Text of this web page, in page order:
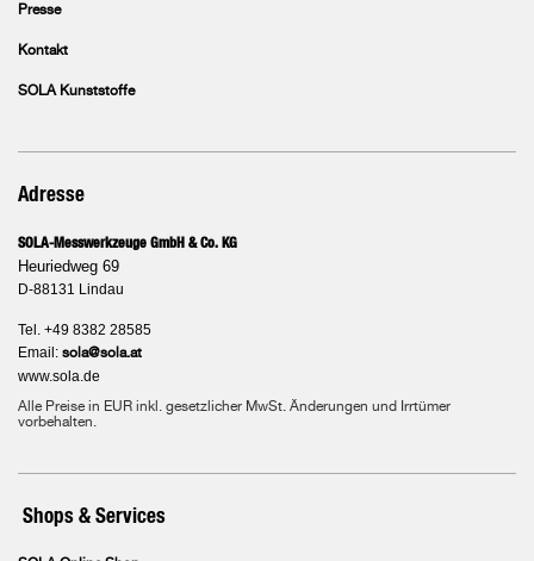
Presse
Kontakt
SOLA Kunststoffe
Adresse
SOLA-Messwerkzeuge GmbH & Co. KG
Heuriedweg 69
D-88131 Lindau
Tel. +49 8382 28585
Email: sola@sola.at
www.sola.de
Alle Preise in EUR inkl. gesetzlicher MwSt. Änderungen und Irrtümer
vorbehalten.
Shops & Services